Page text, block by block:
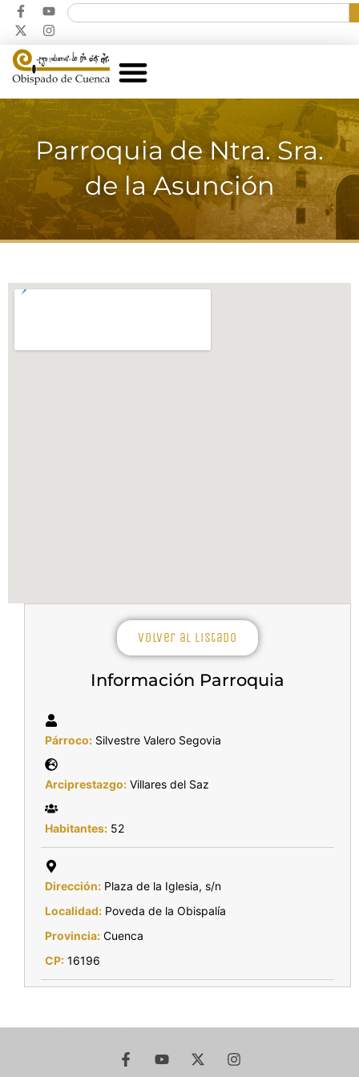
Parroquia de Ntra. Sra.
de la Asunción
Volver al listado
Información Parroquia
Párroco: Silvestre Valero Segovia
Arciprestazgo: Villares del Saz
Habitantes: 52
Dirección: Plaza de la Iglesia, s/n
Localidad: Poveda de la Obispalía
Provincia: Cuenca
CP: 16196